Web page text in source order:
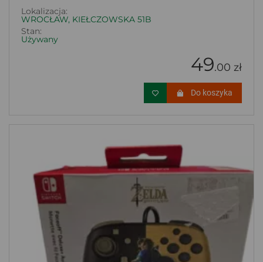
Lokalizacja:
WROCŁAW, KIEŁCZOWSKA 51B
Stan:
Używany
49.00 zł
Do koszyka